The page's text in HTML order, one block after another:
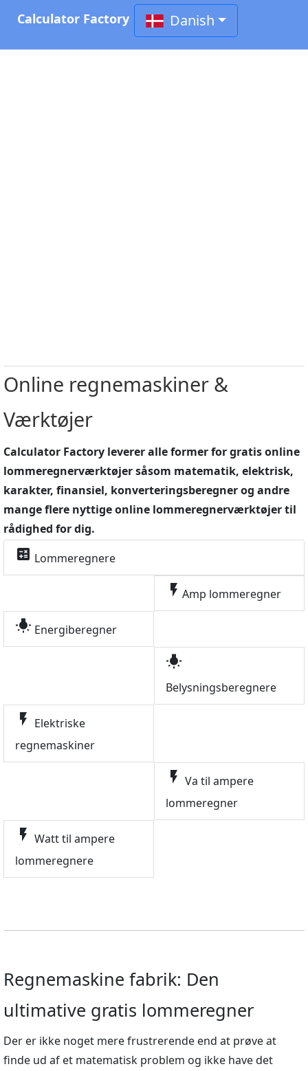
Calculator Factory Danish
Online regnemaskiner &
Værktøjer
Calculator Factory leverer alle former for gratis online
lommeregnerværktøjer såsom matematik, elektrisk,
karakter, finansiel, konverteringsberegner og andre
mange flere nyttige online lommeregnerværktøjer til
rådighed for dig.
calculate Lommeregnere
flash_on Amp lommeregner
wb_incandescent Energiberegner
wb_incandescent
Belysningsberegnere
flash_on Elektriske
regnemaskiner
flash_on Va til ampere
lommeregner
flash_on Watt til ampere
lommeregnere
Regnemaskine fabrik: Den
ultimative gratis lommeregner
Der er ikke noget mere frustrerende end at prøve at
finde ud af et matematisk problem og ikke have det